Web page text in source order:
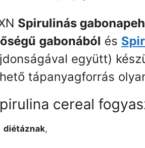
Spirulinás
gabonából és
együtt)
tápanyagforrás
cereal
diétáznak,